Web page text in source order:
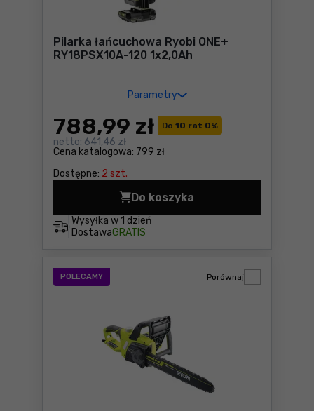
Pilarka łańcuchowa Ryobi ONE+
RY18PSX10A-120 1x2,0Ah
Parametry
Do 10 rat 0%
Cena katalogowa: 799 zł
788,99 zł
netto: 641,46 zł
Dostępne: 2 szt.
Wysyłka w 1 dzień
DostawaGRATIS
Do koszyka
Pilarka łańcuchowa Ryobi
POLECAMY Porównaj